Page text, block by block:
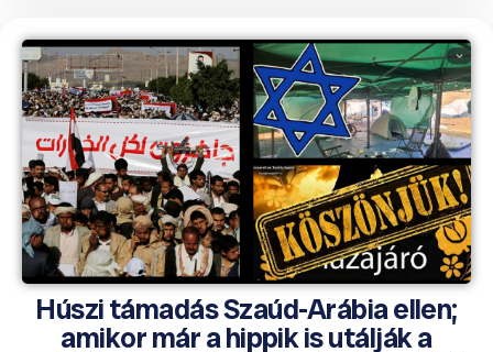
Húszi támadás Szaúd-Arábia ellen;
amikor már a hippik is utálják a